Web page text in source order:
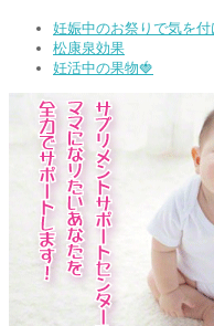
妊娠中のお祭りで気を付
松康泉効果
妊活中の果物🍓